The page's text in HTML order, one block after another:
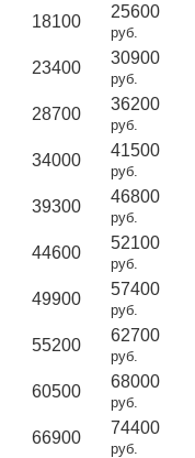
18100
25600
руб.
23400
30900
руб.
28700
36200
руб.
34000
41500
руб.
39300
46800
руб.
44600
52100
руб.
49900
57400
руб.
55200
62700
руб.
60500
68000
руб.
66900
74400
руб.